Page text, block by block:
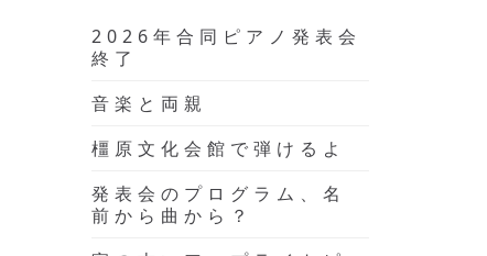
2026年合同ピアノ発表会
終了
音楽と両親
橿原文化会館で弾けるよ
発表会のプログラム、名
前から曲から？